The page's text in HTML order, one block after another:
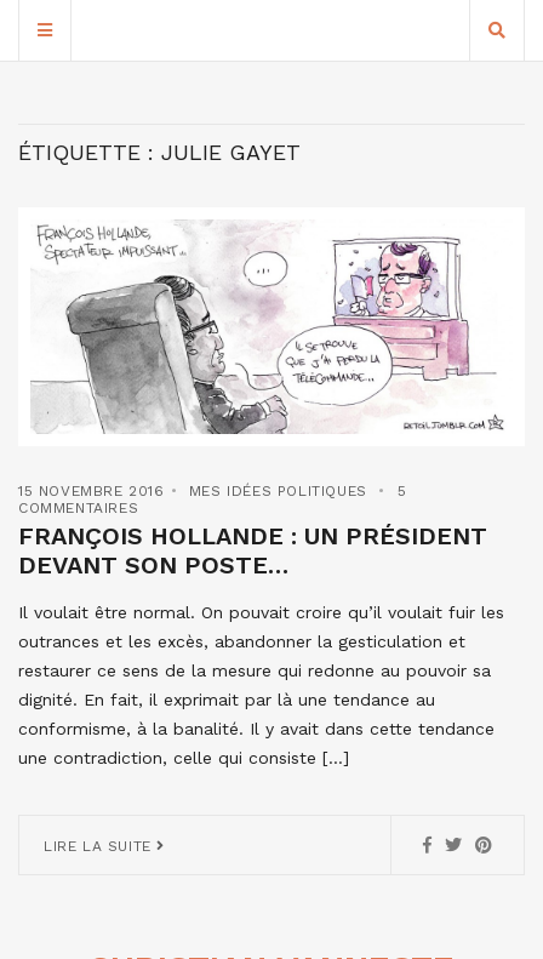
ÉTIQUETTE : JULIE GAYET
15 NOVEMBRE 2016 MES IDÉES POLITIQUES
5
COMMENTAIRES
FRANÇOIS HOLLANDE : UN PRÉSIDENT
DEVANT SON POSTE…
Il voulait être normal. On pouvait croire qu’il voulait fuir les
outrances et les excès, abandonner la gesticulation et
restaurer ce sens de la mesure qui redonne au pouvoir sa
dignité. En fait, il exprimait par là une tendance au
conformisme, à la banalité. Il y avait dans cette tendance
une contradiction, celle qui consiste […]
LIRE LA SUITE